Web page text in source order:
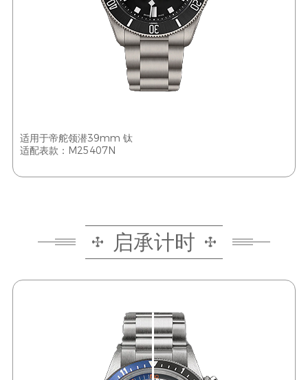
适用于帝舵领潜39mm 钛
适配表款：M25407N
启承计时